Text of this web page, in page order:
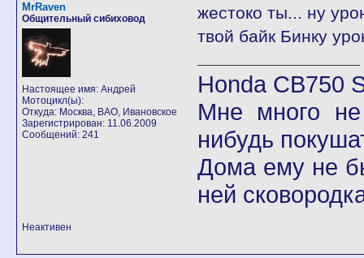
MrRaven
Общительный сибиховод
Настоящее имя: Андрей
Мотоцикл(ы):
Откуда: Москва, ВАО, Ивановское
Зарегистрирован: 11.06.2009
Сообщений: 241
жестоко ты... ну
твой байк Бинку
Honda CB750
Мне много
нибудь
Дома ему не
ней
Неактивен